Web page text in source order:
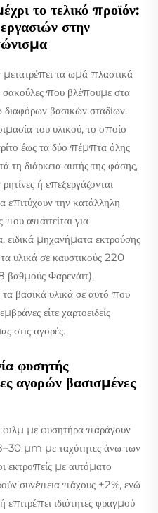
το τελικό προϊόν:
στην
τα ωμά πλαστικά
σακούλες που βλέπουμε στα
βασικών σταδίων.
του υλικού, το οποίο
έως τα δύο πέμπτα όλης
τη διάρκεια αυτής της φάσης,
ή επεξεργάζονται
επιτύχουν την κατάλληλη
που απαιτείται για
ειδικά μηχανήματα εκτρούσης
υλικά σε καυστικούς 220
βαθμούς Φαρενάιτ),
βασικά υλικά σε αυτό που
είτε χαρτοειδείς
στις αγορές.
φυσητής
αγορών βασισμένες
με φυσητήρα παράγουν
µm με ταχύτητες άνω των
εκτροπείς με αυτόματο
συνέπεια πάχους ±2%, ενώ
ιδιότητες φραγμού